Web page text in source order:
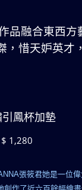
品融合東西
惜天妒英才
引鳳杯加墊
1,280
張筱君她是一位